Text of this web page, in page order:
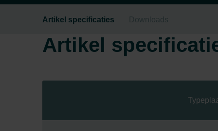
Artikel specificaties Downloads
Artikel